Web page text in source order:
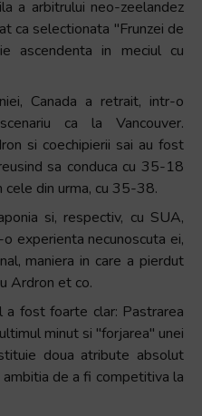
a arbitrului neo-zeelandez
ca selectionata ″Frunzei de
ascendenta in meciul cu
Canada a retrait, intr-o
ca la Vancouver.
si coechipierii sai au fost
sa conduca cu 35-18
cele din urma, cu 35-38.
si, respectiv, cu SUA,
experienta necunoscuta ei,
maniera in care a pierdut
Ardron et co.
a fost foarte clar: Pastrarea
minut si ″forjarea″ unei
doua atribute absolut
de a fi competitiva la